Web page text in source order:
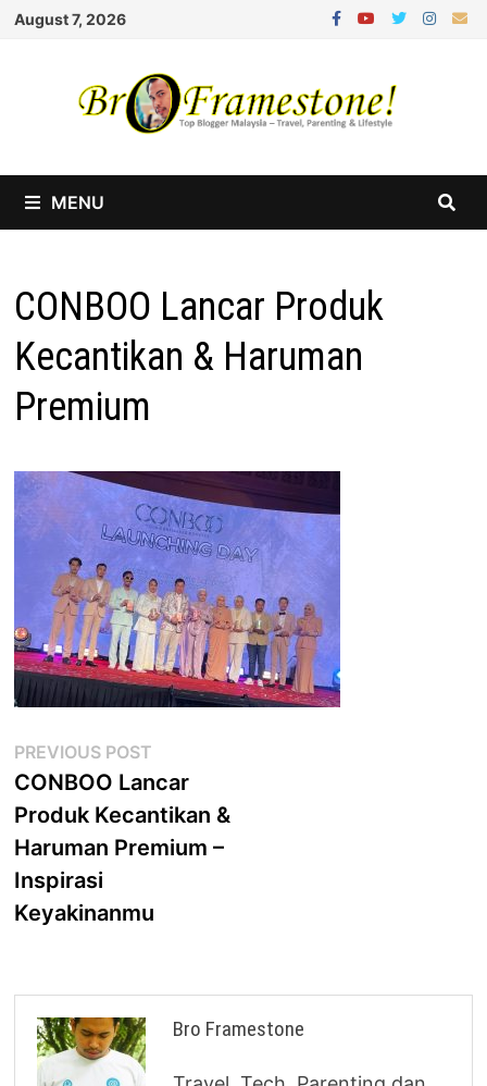
Skip
August 7, 2026
MENU
CONBOO Lancar Produk
Kecantikan & Haruman
Premium
Post
navigation
PREVIOUS POST
post:
CONBOO Lancar
Produk Kecantikan &
Haruman Premium –
Inspirasi
Keyakinanmu
Bro Framestone